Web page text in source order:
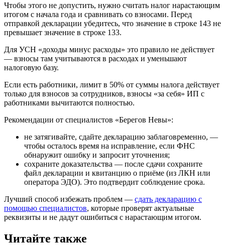
Чтобы этого не допустить, нужно считать налог нарастающим
итогом с начала года и сравнивать со взносами. Перед
отправкой декларации убедитесь, что значение в строке 143 не
превышает значение в строке 133.
Для УСН «доходы минус расходы» это правило не действует
— взносы там учитываются в расходах и уменьшают
налоговую базу.
Если есть работники, лимит в 50% от суммы налога действует
только для взносов за сотрудников, взносы «за себя» ИП с
работниками вычитаются полностью.
Рекомендации от специалистов «Берегов Невы»:
не затягивайте, сдайте декларацию заблаговременно, —
чтобы осталось время на исправление, если ФНС
обнаружит ошибку и запросит уточнения;
сохраните доказательства — после сдачи сохраните
файл декларации и квитанцию о приёме (из ЛКН или
оператора ЭДО). Это подтвердит соблюдение срока.
Лучший способ избежать проблем — сдать декларацию с
помощью специалистов, которые проверят актуальные
реквизиты и не дадут ошибиться с нарастающим итогом.
Читайте также